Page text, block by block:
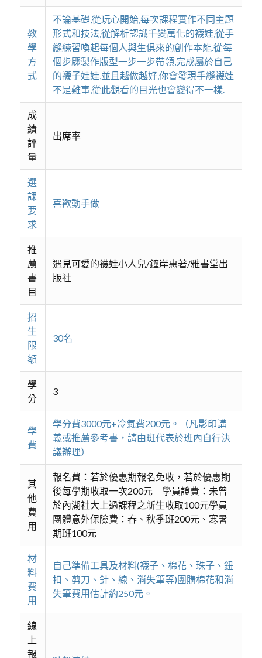
教
學
方
式
不論基礎,從玩心開始,每次課程實作不同主題
形式和技法,從解析認識千變萬化的襪娃,從手
縫練習喚起每個人與生俱來的創作本能.從每
個步驟製作版型一步一步帶領,完成屬於自己
的襪子娃娃,並且越做越好,你會發現手縫襪娃
不是難事,從此觀看的目光也會變得不一樣.
成
績
評
量
出席率
選
課
要
求
喜歡動手做
推
薦
書
目
遇見可愛的襪娃小人兒/鐘岸惠著/雅書堂出
版社
招
生
限
額
30名
學
分
3
學
費
學分費3000元+冷氣費200元。（凡影印講
義或推薦參考書，請由班代表於班內自行決
議辦理）
其
他
費
用
報名費：若於優惠期報名免收，若於優惠期
後每學期收取一次200元 學員證費：未曾
於內湖社大上過課程之新生收取100元學員
團體意外保險費：春、秋季班200元、寒暑
期班100元
材
料
費
用
自己準備工具及材料(襪子、棉花、珠子、鈕
扣、剪刀、針、線、消失筆等)團購棉花和消
失筆費用估計約250元。
線
上
報